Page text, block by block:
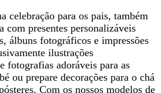
celebração para os pais, também
com presentes personalizáveis
álbuns fotográficos e impressões
ilustrações
fotografias adoráveis para as
ou prepare decorações para o chá
Com os nossos modelos de